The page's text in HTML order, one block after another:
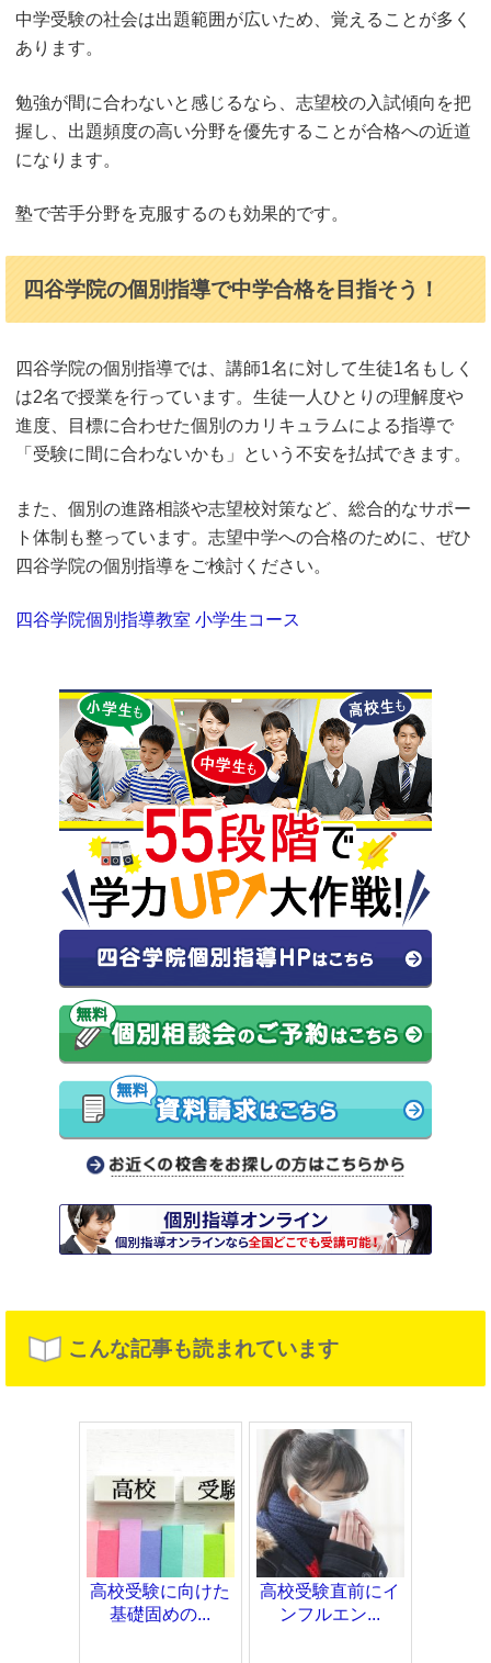
中学受験の社会は出題範囲が広いため、覚えることが多く
あります。
勉強が間に合わないと感じるなら、志望校の入試傾向を把
握し、出題頻度の高い分野を優先することが合格への近道
になります。
塾で苦手分野を克服するのも効果的です。
四谷学院の個別指導で中学合格を目指そう！
四谷学院の個別指導では、講師1名に対して生徒1名もしく
は2名で授業を行っています。生徒一人ひとりの理解度や
進度、目標に合わせた個別のカリキュラムによる指導で
「受験に間に合わないかも」という不安を払拭できます。
また、個別の進路相談や志望校対策など、総合的なサポー
ト体制も整っています。志望中学への合格のために、ぜひ
四谷学院の個別指導をご検討ください。
四谷学院個別指導教室 小学生コース
こんな記事も読まれています
高校受験に向けた
基礎固めの...
高校受験直前にイ
ンフルエン...